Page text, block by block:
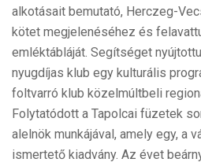
alkotásait bemutató, Herczeg-
kötet megjelenéséhez és
emléktábláját. Segítséget
nyugdíjas klub egy kulturális
foltvarró klub közelmúltbeli
Folytatódott a Tapolcai füzetek
alelnök munkájával, amely egy, a
ismertető kiadvány. Az évet